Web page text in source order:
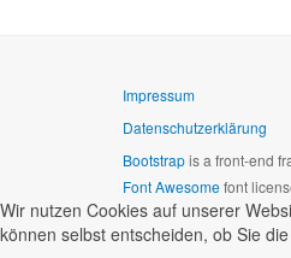
Impressum
Datenschutzerklärung
Bootstrapis a front-end
Font Awesomefont
Wir nutzen Cookies auf unserer
können selbst entscheiden, ob Sie